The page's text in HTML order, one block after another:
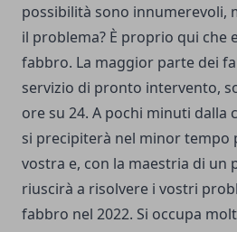
possibilità sono innumerevoli,
il problema? È proprio qui che
fabbro. La maggior parte dei
servizio di pronto intervento,
ore su 24. A pochi minuti dalla
si precipiterà nel minor tempo
vostra e, con la maestria di un
riuscirà a risolvere i vostri
fabbro nel 2022. Si occupa